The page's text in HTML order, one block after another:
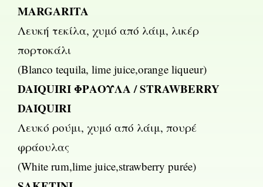
MARGARITA
Λευκή τεκίλα, χυμό από λάιμ, λικέρ
πορτοκάλι
(Blanco tequila, lime juice,orange liqueur)
DAIQUIRI ΦΡΑΟΥΛΑ / STRAWBERRY
DAIQUIRI
Λευκό ρούμι, χυμό από λάιμ, πουρέ
φράουλας
(White rum,lime juice,strawberry purée)